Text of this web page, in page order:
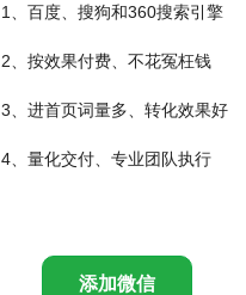
1、百度、搜狗和360搜索引擎
2、按效果付费、不花冤枉钱
3、进首页词量多、转化效果好
4、量化交付、专业团队执行
添加微信